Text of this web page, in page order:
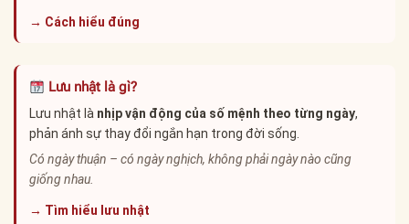
→ Cách hiểu đúng
Lưu nhật là gì?
Lưu nhật là nhịp vận động của số mệnh theo từng ngày,
phản ánh sự thay đổi ngắn hạn trong đời sống.
Có ngày thuận – có ngày nghịch, không phải ngày nào cũng
giống nhau.
→ Tìm hiểu lưu nhật